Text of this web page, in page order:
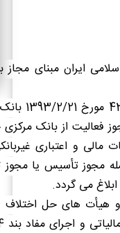
ایران مبنای
به پیوست
فعالیت از بانک
مالی و اعتباری
مجوز تأسیس یا مجوز
می گردد.
و هیأت های حل اختلاف